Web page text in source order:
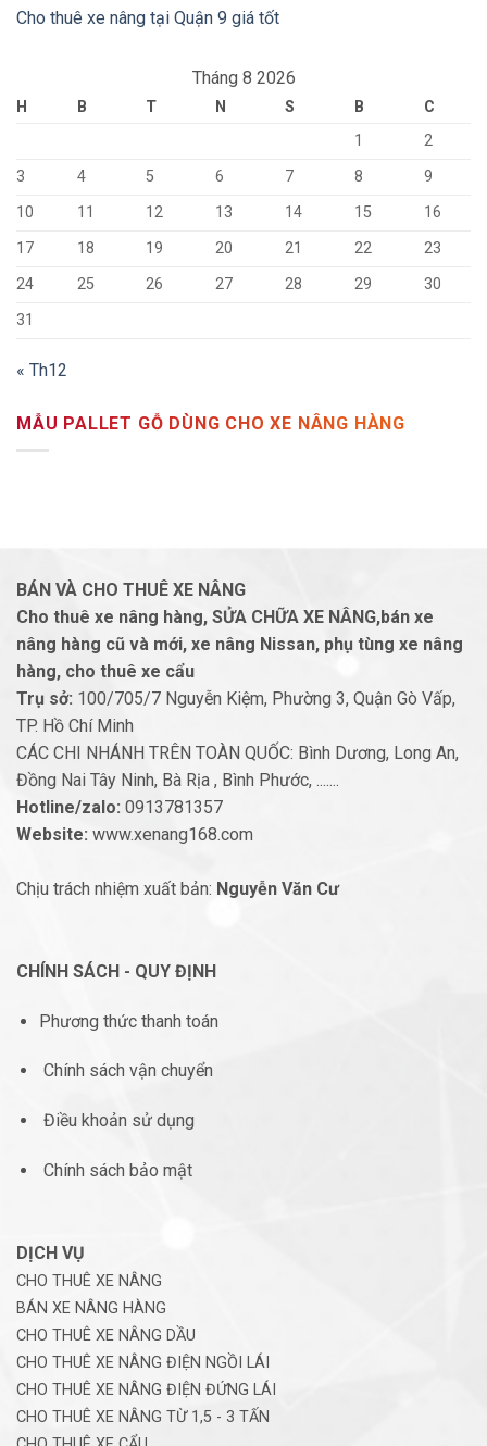
Cho thuê xe nâng tại Quận 9 giá tốt
Tháng 8 2026
H B T N S B
C
1
2
3
4 5 6 7 8
9
10
11 12 13 14 15
16
17
18 19 20 21 22
23
24
25 26 27 28 29
30
31
« Th12
MẪU PALLET GỖ DÙNG CHO XE NÂNG HÀNG
BÁN VÀ CHO THUÊ XE NÂNG
Cho thuê xe nâng hàng, SỬA CHỮA XE NÂNG,bán xe
nâng hàng cũ và mới, xe nâng Nissan, phụ tùng xe nâng
hàng, cho thuê xe cẩu
Trụ sở: 100/705/7 Nguyễn Kiệm, Phường 3, Quận Gò Vấp,
TP. Hồ Chí Minh
CÁC CHI NHÁNH TRÊN TOÀN QUỐC: Bình Dương, Long An,
Đồng Nai Tây Ninh, Bà Rịa , Bình Phước, .......
Hotline/zalo: 0913781357
Website: www.xenang168.com
Chịu trách nhiệm xuất bản: Nguyễn Văn Cư
CHÍNH SÁCH - QUY ĐỊNH
Phương thức thanh toán
Chính sách vận chuyển
Điều khoản sử dụng
Chính sách bảo mật
DỊCH VỤ
CHO THUÊ XE NÂNG
BÁN XE NÂNG HÀNG
CHO THUÊ XE NÂNG DẦU
CHO THUÊ XE NÂNG ĐIỆN NGỒI LÁI
CHO THUÊ XE NÂNG ĐIỆN ĐỨNG LÁI
CHO THUÊ XE NÂNG TỪ 1,5 - 3 TẤN